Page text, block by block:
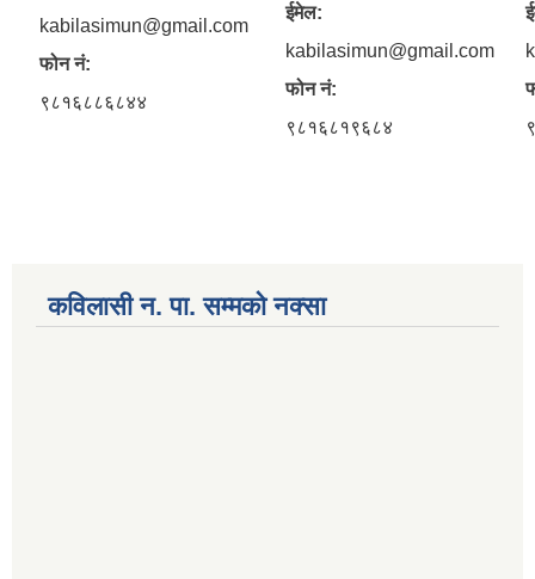
kabilasimun@gmail.com
फोन नं:
९८१६८८६८४४
ईमेल:
kabilasimun@gmail.com
फोन नं:
९८१६८१९६८४
कविलासी न. पा. सम्मकाे नक्सा